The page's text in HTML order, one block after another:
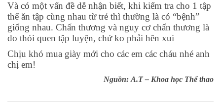
Và có một vấn đề dễ nhận biết, khi kiểm tra cho 1 tập
thể ăn tập cùng nhau từ trẻ thì thường là có “bệnh”
giống nhau. Chấn thương và nguy cơ chấn thương là
do thói quen tập luyện, chứ ko phải hên xui
Chịu khó mua giày mới cho các em các cháu nhé anh
chị em!
Nguồn: A.T – Khoa học Thể thao